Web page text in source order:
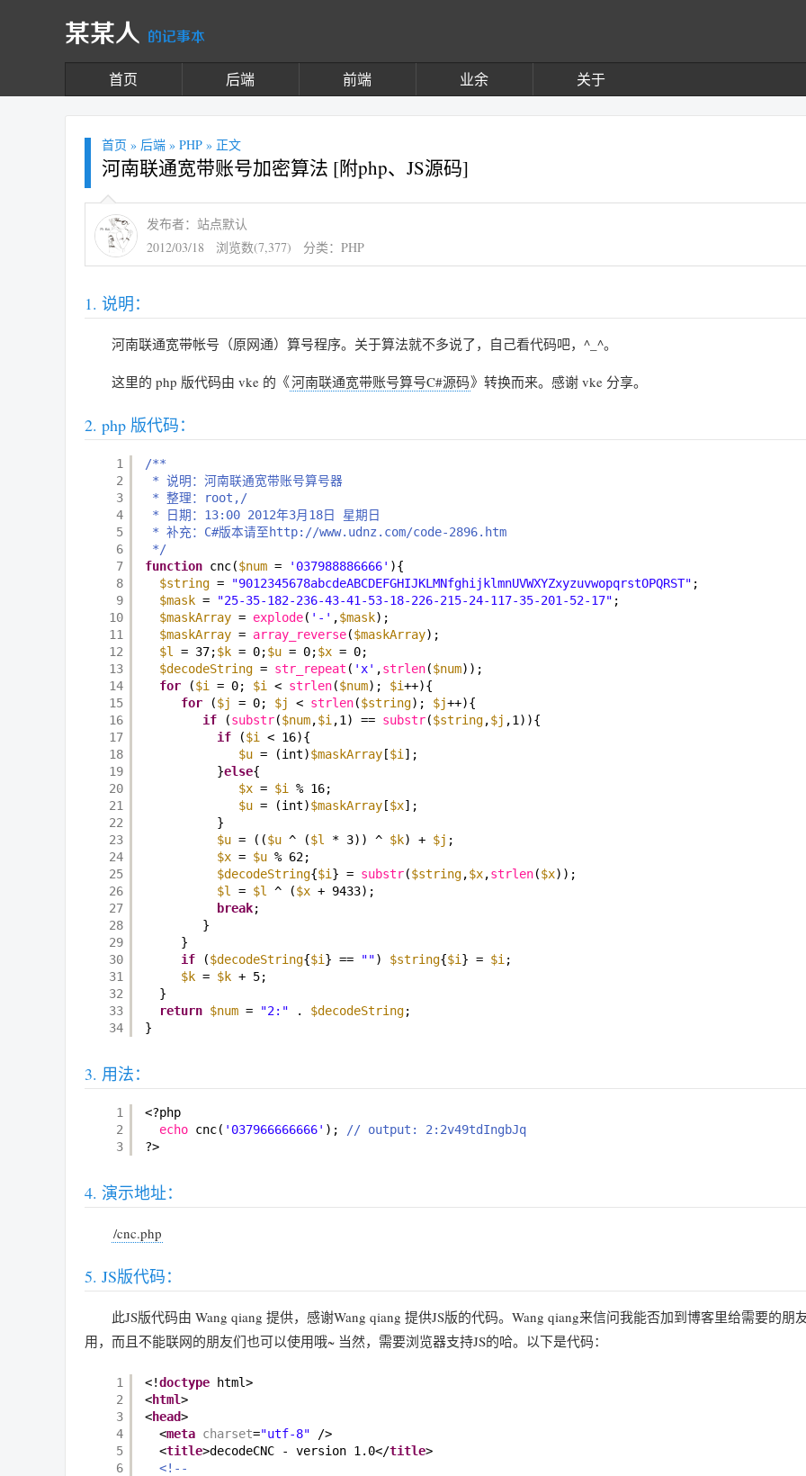
某某人 的记事本
首页 后端 前端 业余 关于
首页 » 后端 » PHP » 正文
河南联通宽带账号加密算法 [附php、JS源码]
发布者：站点默认
2012/03/18
浏览数(7,377) 分类： PHP
说明：
河南联通宽带帐号（原网通）算号程序。关于算法就不多说了，自己看代码吧，^_^。
这里的 php 版代码由 vke 的《河南联通宽带账号算号C#源码》转换而来。感谢 vke 分享。
php 版代码：
1
2
3
4
5
6
7
8
9
10
11
12
13
14
15
16
17
18
19
20
21
22
23
24
25
26
27
28
29
30
31
32
33
34
/**
* 说明：河南联通宽带账号算号器
* 整理：root,/
* 日期：13:00 2012年3月18日 星期日
* 补充：C#版本请至http://www.udnz.com/code-2896.htm
*/
function cnc($num = '037988886666' ){
$string = "9012345678abcdeABCDEFGHIJKLMNfghijklmnUVWXYZxyzuvwopqrstOPQRST" ;
$mask = "25-35-182-236-43-41-53-18-226-215-24-117-35-201-52-17" ;
$maskArray = explode( '-' ,$mask);
$maskArray = array_reverse($maskArray);
$l
= 37;$k = 0;$u = 0;$x = 0;
$decodeString = str_repeat ( 'x' ,strlen($num));
for
($i = 0; $i < strlen($num); $i++){
for
($j = 0; $j < strlen($string); $j++){
if
(substr($num,$i ,1) == substr($string,$j ,1)){
if
($i
< 16){
$u = (int)$maskArray [$i ];
}else{
$x = $i
% 16;
$u = (int)$maskArray [$x];
}
$u = (($u ^ ($l * 3)) ^ $k) + $j ;
$x = $u % 62;
$decodeString{$i } = substr($string,$x,strlen($x));
$l
= $l ^ ($x + 9433);
break;
}
}
if
($decodeString{$i } == "") $string{$i } = $i ;
$k = $k + 5;
}
return $num = "2:" . $decodeString;
}
用法：
1
2
3
<?php
echo cnc( '037966666666' );
// output: 2:2v49tdIngbJq
?>
演示地址：
/cnc.php
JS版代码：
此JS版代码由 Wang qiang 提供，感谢Wang qiang 提供JS版的代码。Wang qiang来信问我能否加到博客里给需要的朋
用，而且不能联网的朋友们也可以使用哦~ 当然，需要浏览器支持JS的哈。以下是代码：
1
2
3
4
5
6
<!doctype
html>
<html>
<head>
<meta charset="utf-8"
/>
<title>decodeCNC - version 1.0</title>
<!--